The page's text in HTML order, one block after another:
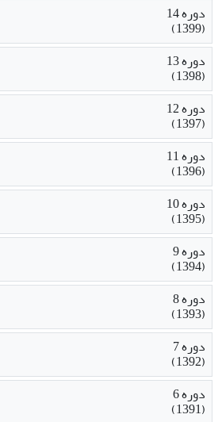
دوره 14
(1399)
دوره 13
(1398)
دوره 12
(1397)
دوره 11
(1396)
دوره 10
(1395)
دوره 9
(1394)
دوره 8
(1393)
دوره 7
(1392)
دوره 6
(1391)